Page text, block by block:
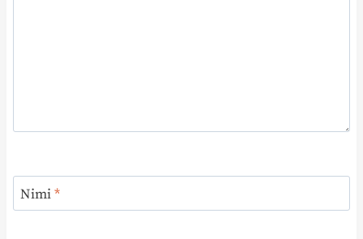
Nimi*